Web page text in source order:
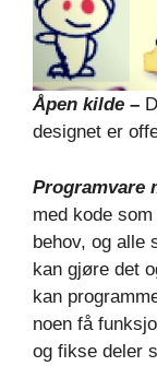
Åpen kilde –
designet er
Programvare
med kode
behov, og alle
kan gjøre det
kan
noen få
og fikse deler